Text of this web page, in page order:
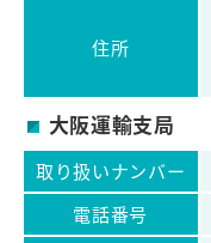
住所
大阪運輸支局
取り扱いナンバー
電話番号